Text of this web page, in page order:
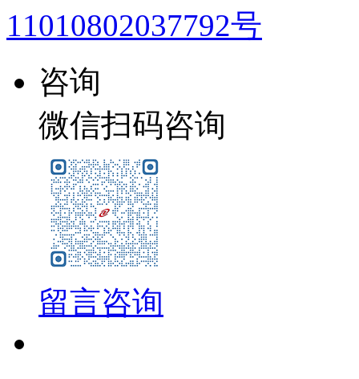
11010802037792号
咨询
微信扫码咨询
留言咨询